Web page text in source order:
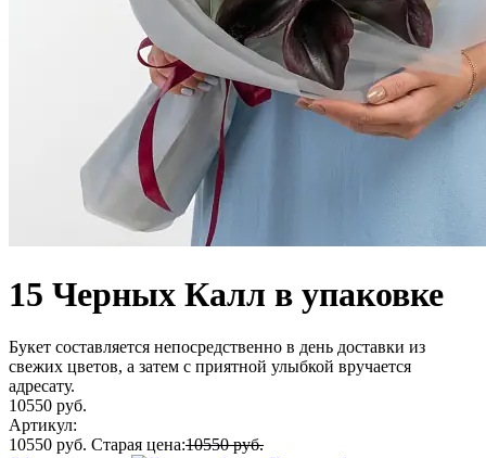
15 Черных Калл в упаковке
Букет составляется непосредственно в день доставки из
свежих цветов, а затем с приятной улыбкой вручается
адресату.
10550 руб.
Артикул:
10550 руб. Старая цена:10550 руб.